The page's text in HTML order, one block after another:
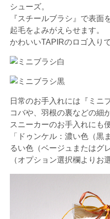
シューズ。
『スチールブラシ』で表面
起毛をよみがえらせます。
かわいいTAPIRのロゴ入りで
日常のお手入れには『ミニ
コバや、羽根の裏などの細
スニーカーのお手入れにも
「ドゥンケル：濃い色（黒
るい色（ベージュまたはグ
（オプション選択欄よりお